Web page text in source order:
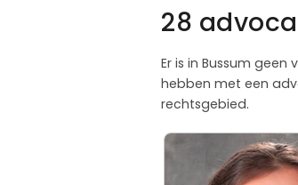
28
Er is in Bussum
hebben met een
rechtsgebied.